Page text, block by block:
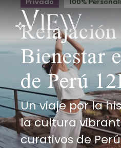
Bienestar
de Perú
Un viaje por la
la cultura
curativos de Perú